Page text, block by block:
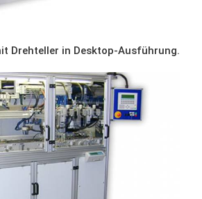
Drehteller in Desktop-Ausführung.